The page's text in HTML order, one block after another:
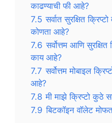
काढण्याची फी आहे?
7.5 सर्वात सुरक्षित
कोणता आहे?
7.6 सर्वोत्तम आणि
काय आहे?
7.7 सर्वोत्तम मोबाइल
आहे?
7.8 मी माझे क्रिप्टो कुठे
7.9 बिटकॉइन वॉलेट